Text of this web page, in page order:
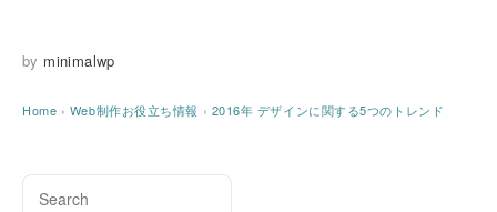
by minimalwp
Home › Web制作お役立ち情報 › 2016年 デザインに関する5つのトレンド